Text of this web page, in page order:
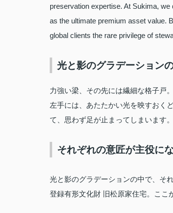
preservation expertise. At Sukima,
as the ultimate premium asset value.
global clients the rare privilege of
光と影のグラデーション
力強い梁、その先には繊細な格子戸
左手には、あたたかい光を映すおく
て、思わず足が止まってしまいます。
それぞれの意匠が主役に
光と影のグラデーションの中で、そ
登録有形文化財 旧松原家住宅。ここ